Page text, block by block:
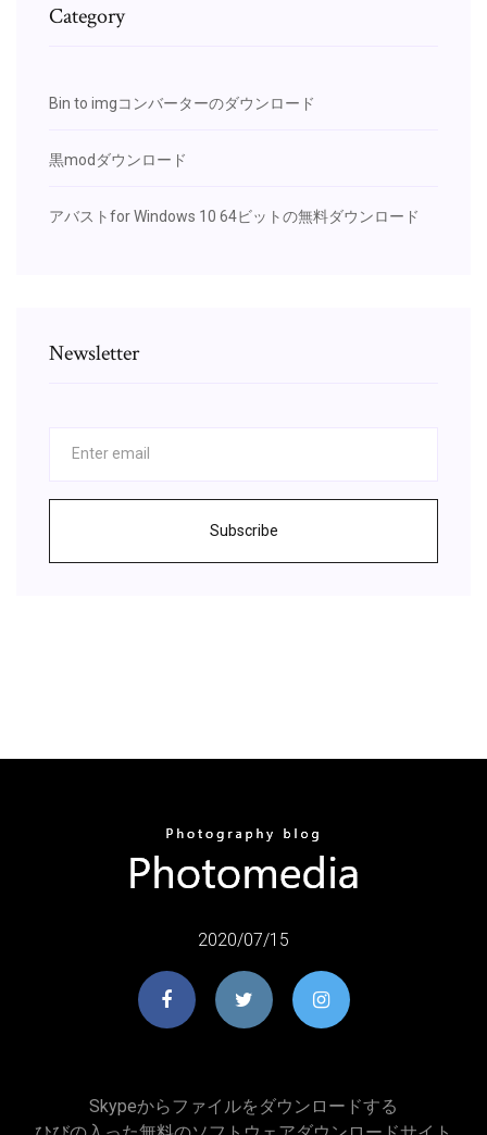
Category
Bin to imgコンバーターのダウンロード
黒modダウンロード
アバストfor Windows 10 64ビットの無料ダウンロード
Newsletter
Subscribe
2020/07/15
Skypeからファイルをダウンロードする